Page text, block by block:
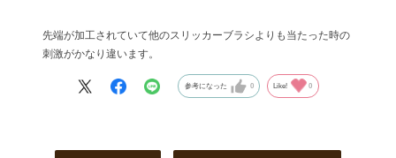
先端が加工されていて他のスリッカーブラシよりも当たった時の
刺激がかなり違います。
参考になった 0 Like! 0